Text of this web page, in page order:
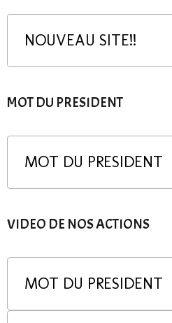
NOUVEAU SITE!!
MOT DU PRESIDENT
MOT DU PRESIDENT
VIDEO DE NOS ACTIONS
MOT DU PRESIDENT